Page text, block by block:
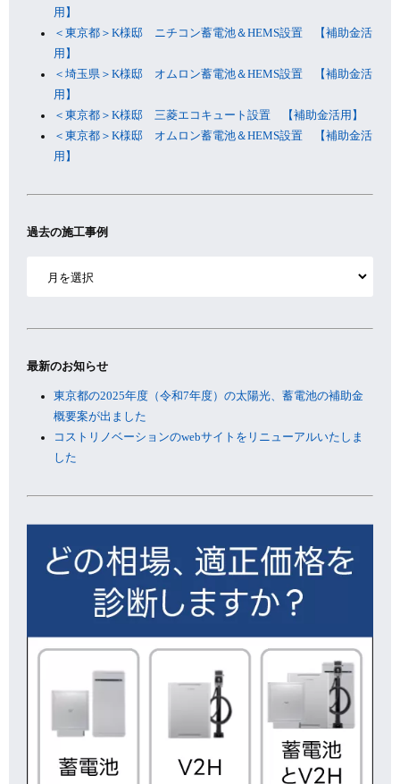
用】
＜東京都＞K様邸 ニチコン蓄電池＆HEMS設置 【補助金活
用】
＜埼玉県＞K様邸 オムロン蓄電池＆HEMS設置 【補助金活
用】
＜東京都＞K様邸 三菱エコキュート設置 【補助金活用】
＜東京都＞K様邸 オムロン蓄電池＆HEMS設置 【補助金活
用】
過去の施工事例
最新のお知らせ
東京都の2025年度（令和7年度）の太陽光、蓄電池の補助金
概要案が出ました
コストリノベーションのwebサイトをリニューアルいたしま
した